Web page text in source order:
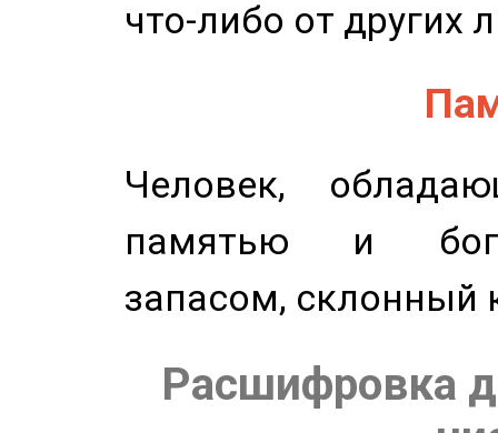
что-либо от других
Человек,
памятью и
запасом, склонный
Расшифровка